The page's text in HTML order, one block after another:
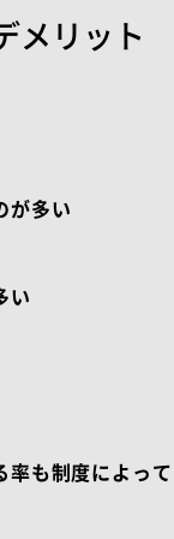
メリット
が多い
い
率も制度によっ